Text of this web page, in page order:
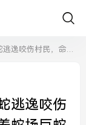
巨蛇逃逸咬伤村民，命悬一线紧急送医抢救
逃逸咬伤